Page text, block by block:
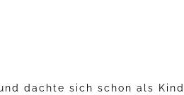
dachte sich schon als Kind